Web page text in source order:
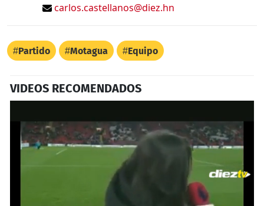
carlos.castellanos@diez.hn
Partido Motagua Equipo
VIDEOS RECOMENDADOS